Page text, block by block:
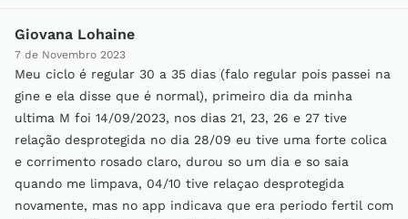
Giovana Lohaine
7 de Novembro 2023
Meu ciclo é regular 30 a 35 dias (falo regular pois passei na
gine e ela disse que é normal), primeiro dia da minha
ultima M foi 14/09/2023, nos dias 21, 23, 26 e 27 tive
relação desprotegida no dia 28/09 eu tive uma forte colica
e corrimento rosado claro, durou so um dia e so saia
quando me limpava, 04/10 tive relaçao desprotegida
novamente, mas no app indicava que era periodo fertil com